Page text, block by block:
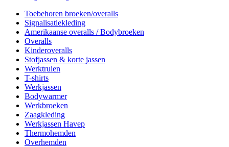
Toebehoren broeken/overalls
Signalisatiekleding
Amerikaanse overalls / Bodybroeken
Overalls
Kinderoveralls
Stofjassen & korte jassen
Werktruien
T-shirts
Werkjassen
Bodywarmer
Werkbroeken
Zaagkleding
Werkjassen Havep
Thermohemden
Overhemden